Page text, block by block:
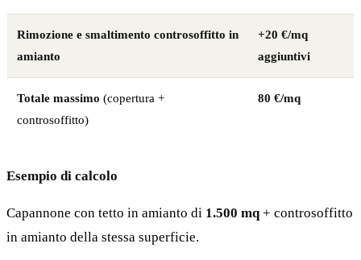
Rimozione e smaltimento controsoffitto in
amianto
+20 €/mq
aggiuntivi
Totale massimo (copertura +
controsoffitto)
80 €/mq
Esempio di calcolo
Capannone con tetto in amianto di 1.500 mq + controsoffitto
in amianto della stessa superficie.